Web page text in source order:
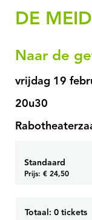
DE
Naar de
vrijdag 19
20u30
Standaard
Prijs: € 24,50
Totaal: 0 tickets